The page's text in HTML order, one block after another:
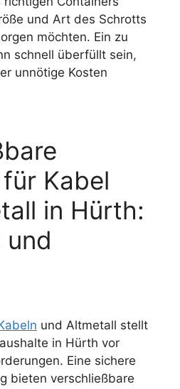
und Art des Schrotts
möchten. Ein zu
schnell überfüllt sein,
unnötige Kosten
Kabel
in Hürth:
und
und Altmetall stellt
in Hürth vor
Eine sichere
bieten verschließbare